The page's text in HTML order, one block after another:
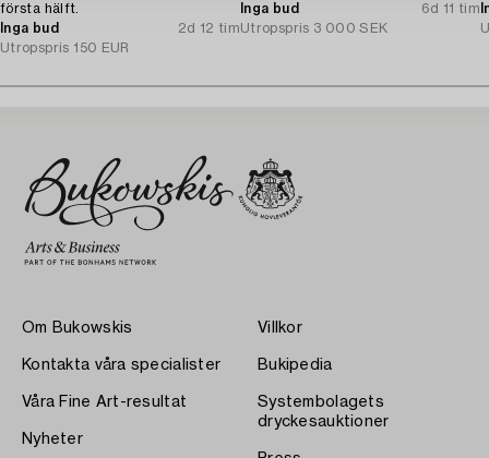
första hälft.
Inga bud
2d 12 tim
Utropspris 150 EUR
Inga bud
6d 11 tim
Utropspris 3 000 SEK
Om Bukowskis
Kontakta våra specialister
Våra Fine Art-resultat
Nyheter
Villkor
Bukipedia
Systembolagets
dryckesauktioner